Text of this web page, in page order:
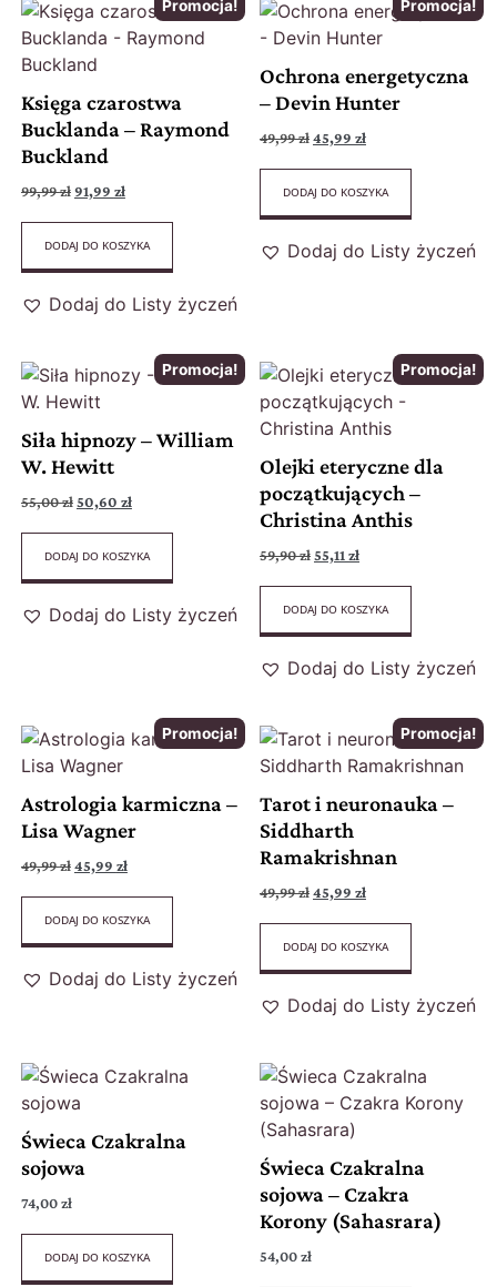
Promocja!
Księga czarostwa
Bucklanda – Raymond
Buckland
99,99zł91,99 zł
DODAJ DO KOSZYKA
Dodaj do Listy życzeń
Promocja!
Ochrona energetyczna
– Devin Hunter
49,99zł45,99 zł
DODAJ DO KOSZYKA
Dodaj do Listy życzeń
Promocja!
Siła hipnozy – William
W. Hewitt
55,00zł50,60 zł
DODAJ DO KOSZYKA
Dodaj do Listy życzeń
Promocja!
Olejki eteryczne dla
początkujących –
Christina Anthis
59,90zł55,11 zł
DODAJ DO KOSZYKA
Dodaj do Listy życzeń
Promocja!
Astrologia karmiczna –
Lisa Wagner
49,99zł45,99 zł
DODAJ DO KOSZYKA
Dodaj do Listy życzeń
Promocja!
Tarot i neuronauka –
Siddharth
Ramakrishnan
49,99zł45,99 zł
DODAJ DO KOSZYKA
Dodaj do Listy życzeń
Świeca Czakralna
sojowa
74,00zł
DODAJ DO KOSZYKA
Świeca Czakralna
sojowa – Czakra
Korony (Sahasrara)
54,00zł